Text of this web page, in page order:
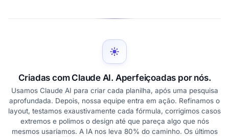
Criadas com Claude AI. Aperfeiçoadas por nós.
Usamos Claude AI para criar cada planilha, após uma pesquisa
aprofundada. Depois, nossa equipe entra em ação. Refinamos o
layout, testamos exaustivamente cada fórmula, corrigimos casos
extremos e polimos o design até que pareça algo que nós
mesmos usaríamos. A IA nos leva 80% do caminho. Os últimos